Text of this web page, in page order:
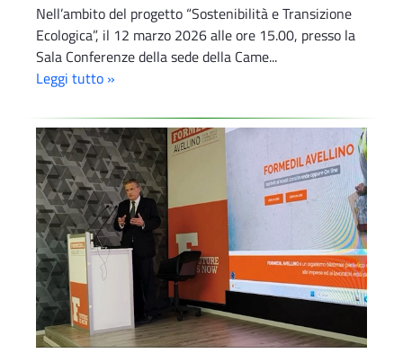
Nell’ambito del progetto “Sostenibilità e Transizione
Ecologica”, il 12 marzo 2026 alle ore 15.00, presso la
Sala Conferenze della sede della Came...
Leggi tutto »